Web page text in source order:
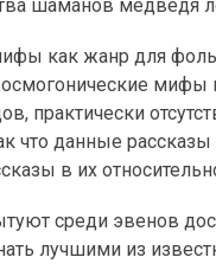
шаманов медведя
как жанр для
практически
что данные
в их
среди эвенов
лучшими из